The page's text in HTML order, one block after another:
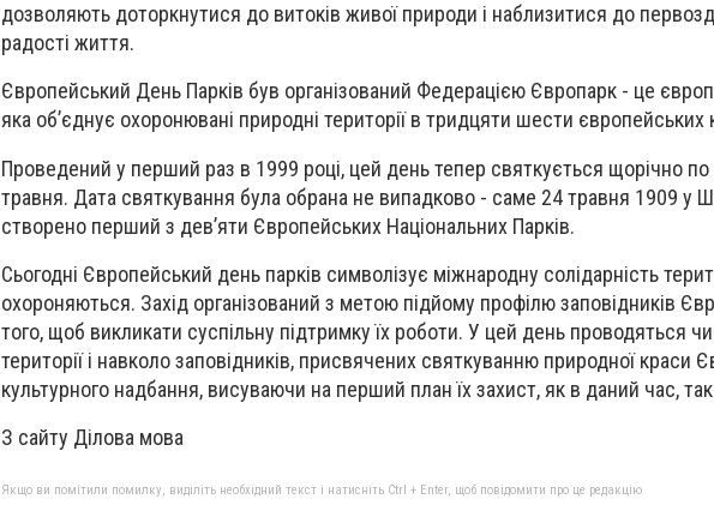
дозволяють доторкнутися до витоків живої природи і наблизитися до
радості життя.
Європейський День Парків був організований Федерацією Європарк - це
яка об’єднує охоронювані природні території в тридцяти шести європейських
Проведений у перший раз в 1999 році, цей день тепер святкується щорічно по
травня. Дата святкування була обрана не випадково - саме 24 травня 1909 у
створено перший з дев’яти Європейських Національних Парків.
Сьогодні Європейський день парків символізує міжнародну солідарність
охороняються. Захід організований з метою підйому профілю заповідників
того, щоб викликати суспільну підтримку їх роботи. У цей день проводяться
території і навколо заповідників, присвячених святкуванню природної краси
культурного надбання, висуваючи на перший план їх захист, як в даний час,
З сайту Ділова мова
Якщо ви помітили помилку, виділіть необхідний текст і натисніть Ctrl + Enter, щоб повідомити про це редакцію